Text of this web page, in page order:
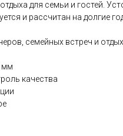
для семьи и гостей.
и рассчитан на долгие
семейных встреч и
мм
качества